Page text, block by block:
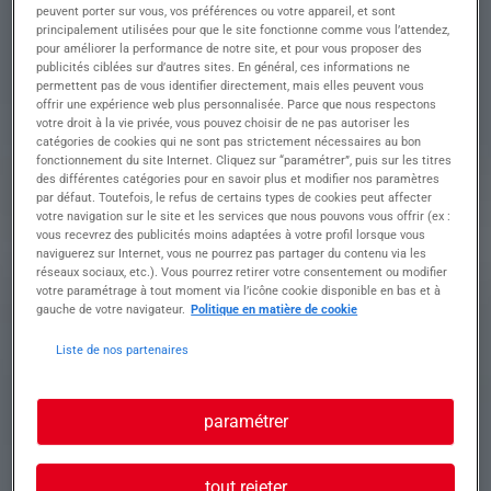
vision 3D, projecteurs vidéo, machine de traction,
rugosimètre
· Effectuer les contrôles dimensionnels à l'aide
des moyens de mesure traditionnels : pieds à
coulisse, comparateurs, micromètres, piges...
· Réaliser différents tests : choc, résistance,
étanchéité...
· Etablir les rapports de contrôles dimensionnels
selon les plans des clients
· Effectuer le contrôle qualité des pièces et/ou
produits en cours de fabrication et/ou de
conditionnement et identifier les écarts
· Superviser les contrôles des opérateurs et
corriger si nécessaire
· Elaborer et mettre en œuvre un plan d'actions
bonne réalisation
non-conformité ou de produit potentiellement
· Veiller à ce que les documents qualité soient à
jour et corrects sur les postes
peuvent porter sur vous, vos préférences ou votre appareil, et sont
principalement utilisées pour que le site fonctionne comme vous l’attendez,
pour améliorer la performance de notre site, et pour vous proposer des
publicités ciblées sur d’autres sites. En général, ces informations ne
permettent pas de vous identifier directement, mais elles peuvent vous
offrir une expérience web plus personnalisée. Parce que nous respectons
votre droit à la vie privée, vous pouvez choisir de ne pas autoriser les
catégories de cookies qui ne sont pas strictement nécessaires au bon
fonctionnement du site Internet. Cliquez sur “paramétrer”, puis sur les titres
des différentes catégories pour en savoir plus et modifier nos paramètres
par défaut. Toutefois, le refus de certains types de cookies peut affecter
votre navigation sur le site et les services que nous pouvons vous offrir (ex :
vous recevrez des publicités moins adaptées à votre profil lorsque vous
naviguerez sur Internet, vous ne pourrez pas partager du contenu via les
réseaux sociaux, etc.). Vous pourrez retirer votre consentement ou modifier
votre paramétrage à tout moment via l’icône cookie disponible en bas et à
gauche de votre navigateur. Politique en matière de cookie
Liste de nos partenaires
paramétrer